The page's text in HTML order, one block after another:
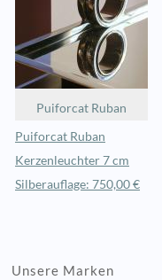
Puiforcat Ruban
Puiforcat Ruban
Kerzenleuchter 7 cm
Silberauflage: 750,00 €
Unsere Marken